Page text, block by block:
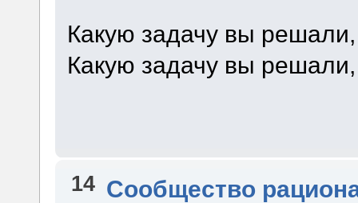
Какую задачу вы решали,
Какую задачу вы
14 Сообщество